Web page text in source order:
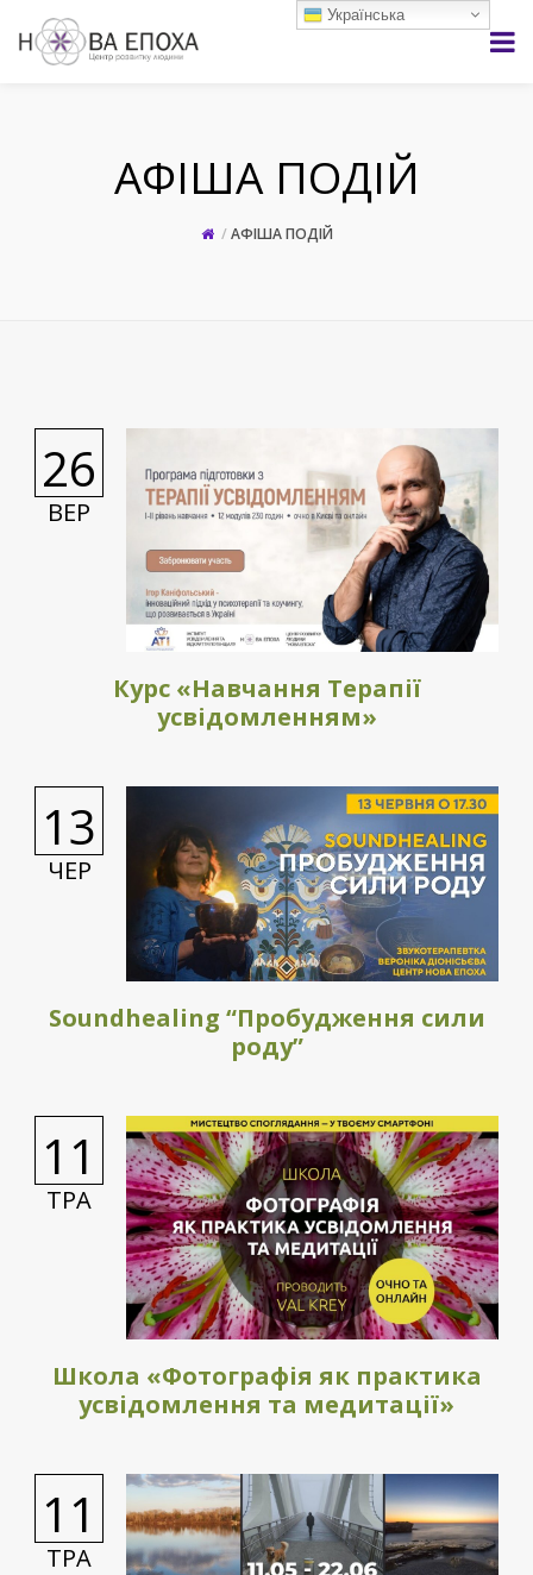
АФІША ПОДІЙ
АФІША ПОДІЙ
ВЕР
26
Курс «Навчання Терапії
усвідомленням»
ЧЕР
13
Soundhealing “Пробудження сили
роду”
ТРА
11
Школа «Фотографія як практика
усвідомлення та медитації»
ТРА
11
Українська